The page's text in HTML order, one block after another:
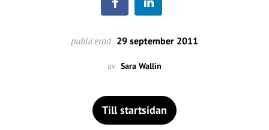
publicerad 29 september 2011
av Sara Wallin
Till startsidan